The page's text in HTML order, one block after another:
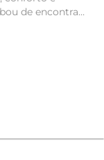
de encontrar!